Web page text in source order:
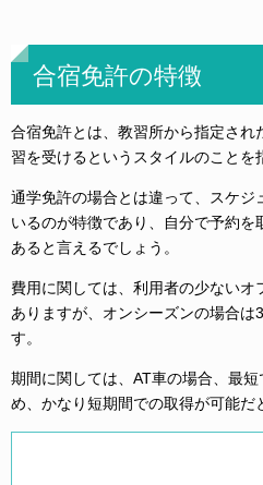
合宿免許の特徴
合宿免許とは、教習所から指定され
習を受けるというスタイルのことを
通学免許の場合とは違って、スケジ
いるのが特徴であり、自分で予約
あると言えるでしょう。
費用に関しては、利用者の少ないオ
ありますが、オンシーズンの場合は
す。
期間に関しては、AT車の場合、最
め、かなり短期間での取得が可能だ